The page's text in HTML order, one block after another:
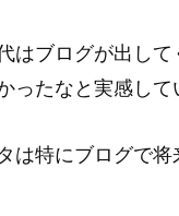
はブログが出し
ったなと実感して
は特にブログで